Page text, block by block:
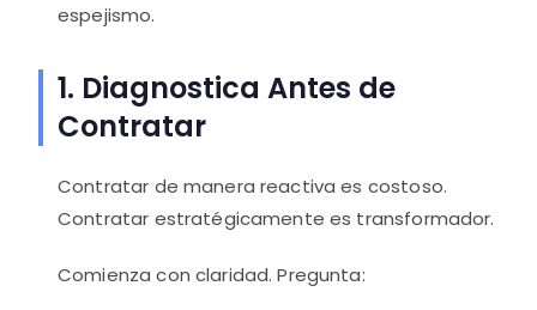
espejismo.
1. Diagnostica Antes de
Contratar
Contratar de manera reactiva es costoso.
Contratar estratégicamente es transformador.
Comienza con claridad. Pregunta: